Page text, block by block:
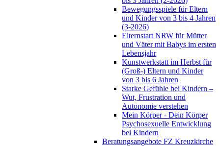
Bewegungsspiele für Eltern
und Kinder von 3 bis 4 Jahren
(3-2026)
Elternstart NRW für Mütter
und Väter mit Babys im ersten
Lebensjahr
Kunstwerkstatt im Herbst für
(Groß-) Eltern und Kinder
von 3 bis 6 Jahren
Starke Gefühle bei Kindern –
Wut, Frustration und
Autonomie verstehen
Mein Körper - Dein Körper
Psychosexuelle Entwicklung
bei Kindern
Beratungsangebote FZ Kreuzkirche